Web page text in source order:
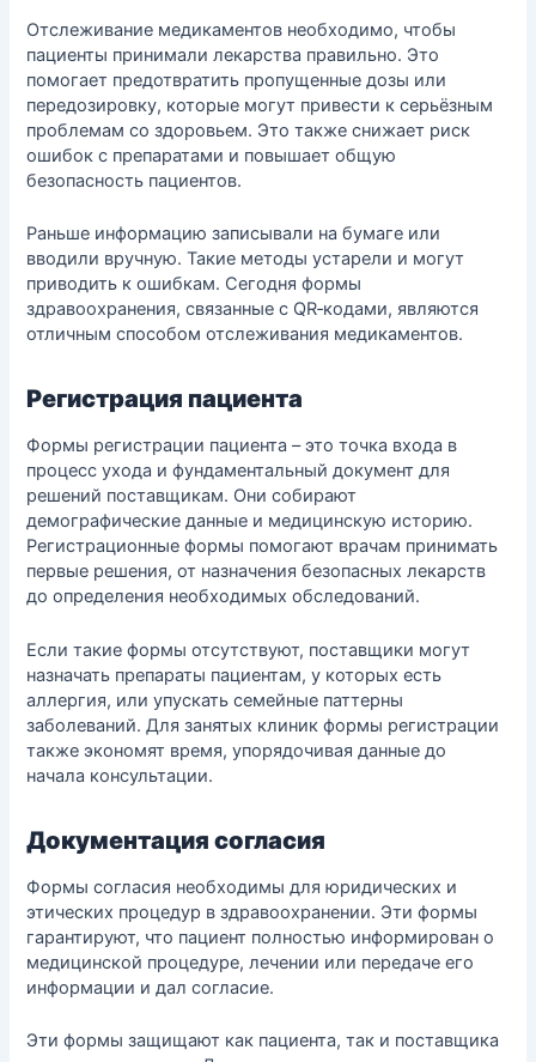
Отслеживание медикаментов необходимо, чтобы
пациенты принимали лекарства правильно. Это
помогает предотвратить пропущенные дозы или
передозировку, которые могут привести к серьёзным
проблемам со здоровьем. Это также снижает риск
ошибок с препаратами и повышает общую
безопасность пациентов.
Раньше информацию записывали на бумаге или
вводили вручную. Такие методы устарели и могут
приводить к ошибкам. Сегодня формы
здравоохранения, связанные с QR‑кодами, являются
отличным способом отслеживания медикаментов.
Регистрация пациента
Формы регистрации пациента – это точка входа в
процесс ухода и фундаментальный документ для
решений поставщикам. Они собирают
демографические данные и медицинскую историю.
Регистрационные формы помогают врачам принимать
первые решения, от назначения безопасных лекарств
до определения необходимых обследований.
Если такие формы отсутствуют, поставщики могут
назначать препараты пациентам, у которых есть
аллергия, или упускать семейные паттерны
заболеваний. Для занятых клиник формы регистрации
также экономят время, упорядочивая данные до
начала консультации.
Документация согласия
Формы согласия необходимы для юридических и
этических процедур в здравоохранении. Эти формы
гарантируют, что пациент полностью информирован о
медицинской процедуре, лечении или передаче его
информации и дал согласие.
Эти формы защищают как пациента, так и поставщика